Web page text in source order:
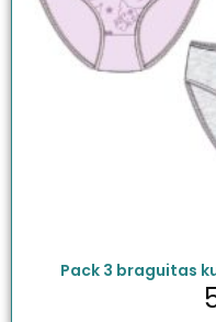
Pack 3 braguitas